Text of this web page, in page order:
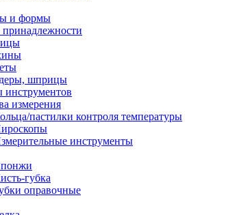
и формы
принадлежности
шприцы
инструментов
измерения
пастилки контроля температуры
инструменты
губка
оправочные